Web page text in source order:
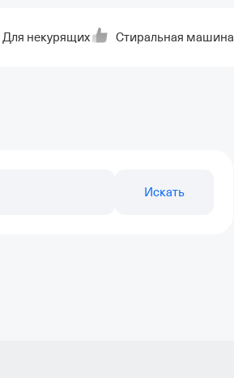
Для некурящих Стиральная машина
Искать